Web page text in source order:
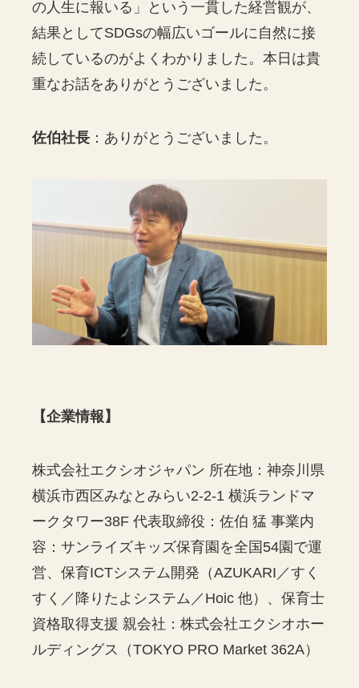
の人生に報いる」という一貫した経営観が、
結果としてSDGsの幅広いゴールに自然に接
続しているのがよくわかりました。本日は貴
重なお話をありがとうございました。
佐伯社長 ：ありがとうございました。
【企業情報】
株式会社エクシオジャパン 所在地：神奈川県
横浜市西区みなとみらい2-2-1 横浜ランドマ
ークタワー38F 代表取締役：佐伯 猛 事業内
容：サンライズキッズ保育園を全国54園で運
営、保育ICTシステム開発（AZUKARI／すく
すく／降りたよシステム／Hoic 他）、保育士
資格取得支援 親会社：株式会社エクシオホー
ルディングス（TOKYO PRO Market 362A）